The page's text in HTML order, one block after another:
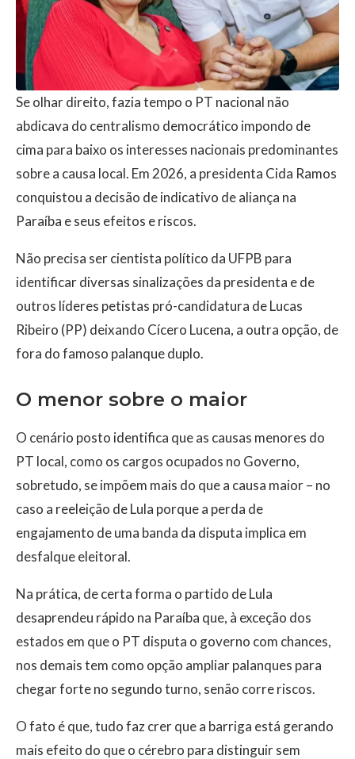
Se olhar direito, fazia tempo o PT nacional não
abdicava do centralismo democrático impondo de
cima para baixo os interesses nacionais predominantes
sobre a causa local. Em 2026, a presidenta Cida Ramos
conquistou a decisão de indicativo de aliança na
Paraíba e seus efeitos e riscos.
Não precisa ser cientista político da UFPB para
identificar diversas sinalizações da presidenta e de
outros líderes petistas pró-candidatura de Lucas
Ribeiro (PP) deixando Cícero Lucena, a outra opção, de
fora do famoso palanque duplo.
O menor sobre o maior
O cenário posto identifica que as causas menores do
PT local, como os cargos ocupados no Governo,
sobretudo, se impõem mais do que a causa maior – no
caso a reeleição de Lula porque a perda de
engajamento de uma banda da disputa implica em
desfalque eleitoral.
Na prática, de certa forma o partido de Lula
desaprendeu rápido na Paraíba que, à exceção dos
estados em que o PT disputa o governo com chances,
nos demais tem como opção ampliar palanques para
chegar forte no segundo turno, senão corre riscos.
O fato é que, tudo faz crer que a barriga está gerando
mais efeito do que o cérebro para distinguir sem